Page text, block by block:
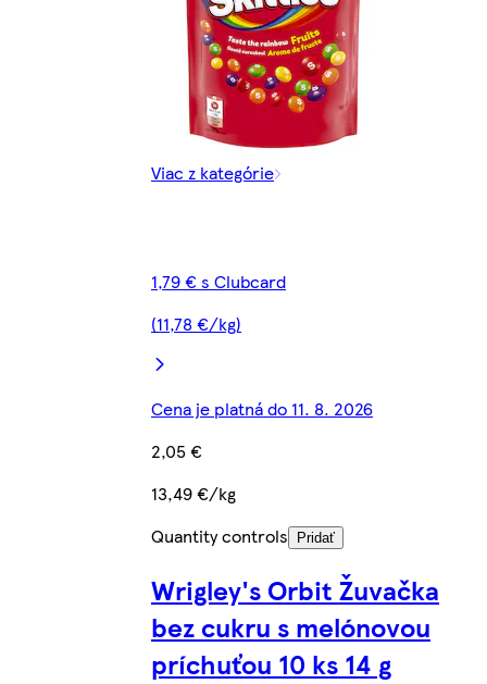
Viac z kategórie
1,79 € s Clubcard
(11,78 €/kg)
Cena je platná do 11. 8. 2026
2,05 €
13,49 €/kg
Quantity controls
Pridať
Wrigley's Orbit Žuvačka
bez cukru s melónovou
príchuťou 10 ks 14 g